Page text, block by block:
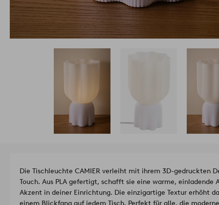
Die Tischleuchte CAMIER verleiht mit ihrem 3D-gedruckten
Touch. Aus PLA gefertigt, schafft sie eine warme,
Akzent in deiner Einrichtung. Die einzigartige Textur erhöht
einem Blickfang auf jedem Tisch. Perfekt für alle, die